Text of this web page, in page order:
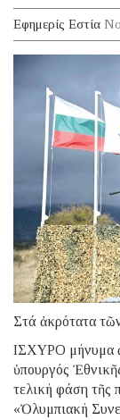
Εφημερίς Εστία
Στά ἀκρότατα
ΙΣΧΥΡΟ μήνυμα
ὑπουργός
τελική φάση τῆς
«Ὀλυμπιακή